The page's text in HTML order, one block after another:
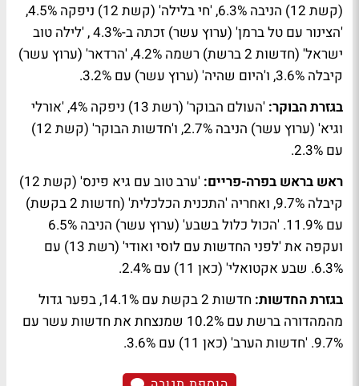
(קשת 12) הניבה 6.3%, 'חי בלילה' (קשת 12) ניפקה 4.5%,
'הצינור עם טל ברמן' (ערוץ עשר) זכתה ב-4.3% , 'לילה טוב
ישראל' (חדשות 2 ברשת) רשמה 4.2%, 'הרדאר' (ערוץ עשר)
קיבלה 3.6%, ו'היום שהיה' (ערוץ עשר) עם 3.2%.
בגזרת הבוקר:
'העולם הבוקר' (רשת 13) ניפקה 4%, 'אורלי
וגיא' (ערוץ עשר) הניבה 2.7%, ו'חדשות הבוקר' (קשת 12)
עם 2.3%.
ראש בראש בפרה-פריים:
'ערב טוב עם גיא פינס' (קשת 12)
קיבלה 9.7%, ואחריה 'התכנית הכלכלית' (חדשות 2 בקשת)
עם 11.9%. 'הכול כלול בשבע' (ערוץ עשר) הניבה 6.5%
ועקפה את 'לפני החדשות עם לוסי ואודי' (רשת 13) עם
6.3%. שבע אקטואלי' (כאן 11) עם 2.4%.
בגזרת החדשות:
חדשות 2 בקשת עם 14.1%, בפער גדול
מהמהדורה ברשת עם 10.2% שמנצחת את חדשות עשר עם
9.7%. 'חדשות הערב' (כאן 11) עם 3.6%.